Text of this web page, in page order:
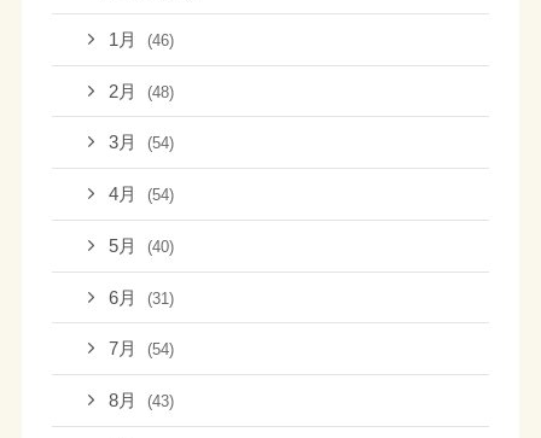
1月 (46)
2月 (48)
3月 (54)
4月 (54)
5月 (40)
6月 (31)
7月 (54)
8月 (43)